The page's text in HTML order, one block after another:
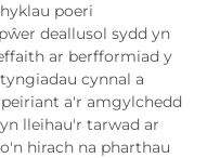
poeri
deallusol sydd yn
ar berfformiad y
cynnal a
a'r amgylchedd
lleihau'r tarwad ar
hirach na pharthau